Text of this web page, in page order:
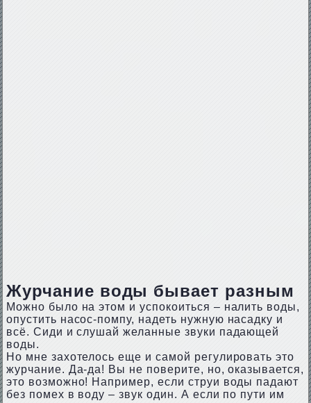
Журчание воды бывает разным
Можно было на этом и успокоиться – налить воды,
опустить насос-помпу, надеть нужную насадку и
всё. Сиди и слушай желанные звуки падающей
воды.
Но мне захотелось еще и самой регулировать это
журчание. Да-да! Вы не поверите, но, оказывается,
это возможно! Например, если струи воды падают
без помех в воду – звук один. А если по пути им